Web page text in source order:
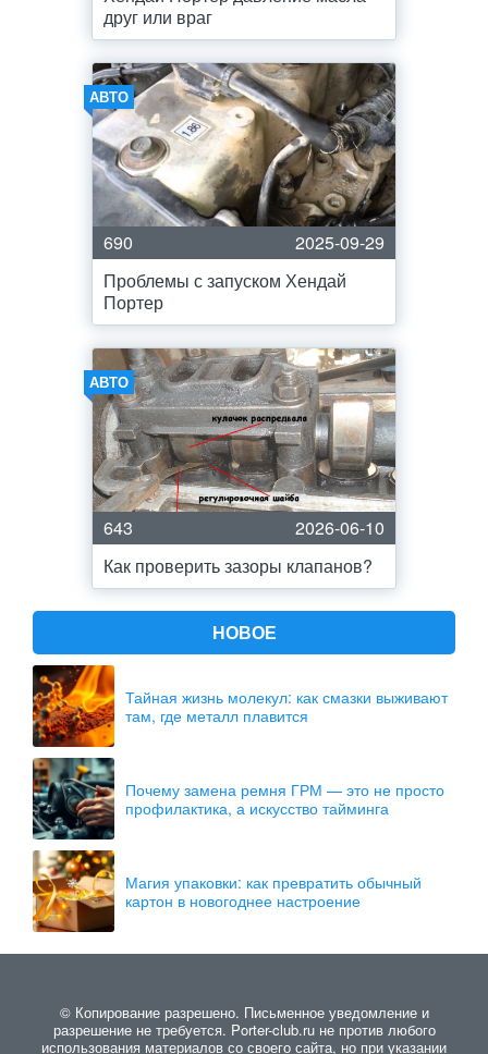
друг или враг
АВТО
690
2025-09-29
Проблемы с запуском Хендай
Портер
АВТО
643
2026-06-10
Как проверить зазоры клапанов?
НОВОЕ
Тайная жизнь молекул: как смазки выживают
там, где металл плавится
Почему замена ремня ГРМ — это не просто
профилактика, а искусство тайминга
Магия упаковки: как превратить обычный
картон в новогоднее настроение
© Копирование разрешено. Письменное уведомление и
разрешение не требуется. Porter-club.ru не против любого
использования материалов со своего сайта, но при указании